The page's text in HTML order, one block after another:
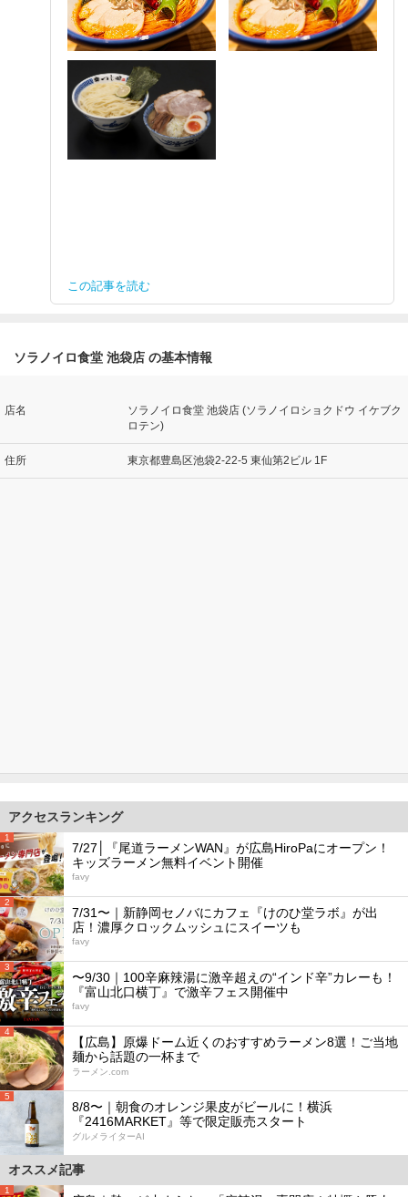
この記事を読む
ソラノイロ食堂 池袋店 の基本情報
店名
ソラノイロ食堂 池袋店 (ソラノイロショクドウ イケブク
ロテン)
住所 東京都豊島区池袋2-22-5 東仙第2ビル 1F
アクセスランキング
1
7/27│『尾道ラーメンWAN』が広島HiroPaにオープン！
キッズラーメン無料イベント開催
favy
2
7/31〜｜新静岡セノバにカフェ『けのひ堂ラボ』が出
店！濃厚クロックムッシュにスイーツも
favy
3
〜9/30｜100辛麻辣湯に激辛超えの“インド辛”カレーも！
『富山北口横丁』で激辛フェス開催中
favy
4
【広島】原爆ドーム近くのおすすめラーメン8選！ご当地
麺から話題の一杯まで
ラーメン.com
5
8/8〜｜朝食のオレンジ果皮がビールに！横浜
『2416MARKET』等で限定販売スタート
グルメライターAI
オススメ記事
1